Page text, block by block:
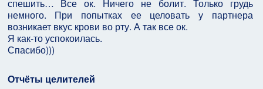
спешить… Все ок. Ничего не болит. Только грудь
немного. При попытках ее целовать у партнера
возникает вкус крови во рту. А так все ок.
Я как-то успокоилась.
Спасибо)))
Отчёты целителей